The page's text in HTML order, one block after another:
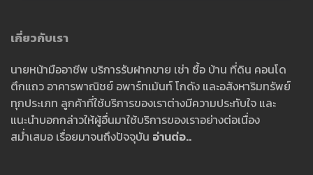
เกี่ยวกับเรา
นายหน้ามืออาชีพ บริการรับฝากขาย เช่า ซื้อ บ้าน ที่ดิน คอนโด
ตึกแถว อาคารพาณิชย์ อพาร์ทเม้นท์ โกดัง และอสังหาริมทรัพย์
ทุกประเภท ลูกค้าที่ใช้บริการของเราต่างมีความประทับใจ และ
แนะนำบอกกล่าวให้ผู้อื่นมาใช้บริการของเราอย่างต่อเนื่อง
สม่ำเสมอ เรื่อยมาจนถึงปัจจุบัน อ่านต่อ..